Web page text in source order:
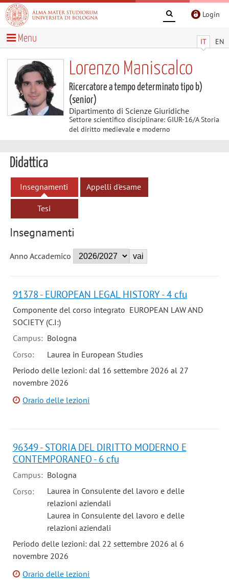
Login
IT EN
Menu
Lorenzo Maniscalco
Ricercatore a tempo determinato tipo b)
(senior)
Dipartimento di Scienze Giuridiche
Settore scientifico disciplinare: GIUR-16/A Storia
del diritto medievale e moderno
Didattica
Insegnamenti Appelli d'esame
Tesi
Insegnamenti
Anno Accademico
91378 - EUROPEAN LEGAL HISTORY - 4 cfu
Componente del corso integrato EUROPEAN LAW AND
SOCIETY (C.I:)
Campus: Bologna
Corso:
Laurea in European Studies
Periodo delle lezioni: dal 16 settembre 2026 al 27
novembre 2026
Orario delle lezioni
96349 - STORIA DEL DIRITTO MODERNO E
CONTEMPORANEO - 6 cfu
Campus: Bologna
Corso:
Laurea in Consulente del lavoro e delle
relazioni aziendali
Laurea in Consulente del lavoro e delle
relazioni aziendali
Periodo delle lezioni: dal 22 settembre 2026 al 6
novembre 2026
Orario delle lezioni